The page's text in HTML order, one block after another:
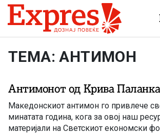
Skip to content
ТЕМА: АНТИМОН
Антимонот од Крива
Македонскиот антимон го привлече
минатата година, кога за овој наш
материјали на Светскиот економски